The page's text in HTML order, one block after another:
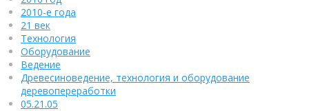
2010-е года
21 век
Технология
Оборудование
Ведение
Древесиноведение, технология и оборудование
деревопереработки
05.21.05